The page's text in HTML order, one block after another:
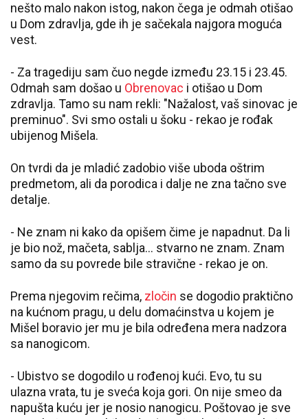
nešto malo nakon istog, nakon čega je odmah otišao
u Dom zdravlja, gde ih je sačekala najgora moguća
vest.
- Za tragediju sam čuo negde između 23.15 i 23.45.
Odmah sam došao u Obrenovac i otišao u Dom
zdravlja. Tamo su nam rekli: "Nažalost, vaš sinovac je
preminuo". Svi smo ostali u šoku - rekao je rođak
ubijenog Mišela.
On tvrdi da je mladić zadobio više uboda oštrim
predmetom, ali da porodica i dalje ne zna tačno sve
detalje.
- Ne znam ni kako da opišem čime je napadnut. Da li
je bio nož, mačeta, sablja... stvarno ne znam. Znam
samo da su povrede bile stravične - rekao je on.
Prema njegovim rečima, zločin se dogodio praktično
na kućnom pragu, u delu domaćinstva u kojem je
Mišel boravio jer mu je bila određena mera nadzora
sa nanogicom.
- Ubistvo se dogodilo u rođenoj kući. Evo, tu su
ulazna vrata, tu je sveća koja gori. On nije smeo da
napušta kuću jer je nosio nanogicu. Poštovao je sve